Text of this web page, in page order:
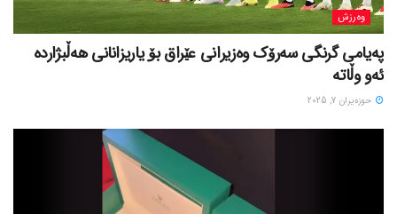
وەرزش
پەیامی گرنگی سەرۆک وەزیرانی عێراق بۆ یاریزانانی هەڵبژارده
ئەو وڵاتە
حوزه‌یران 7, 2025